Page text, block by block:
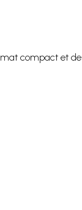
compact et